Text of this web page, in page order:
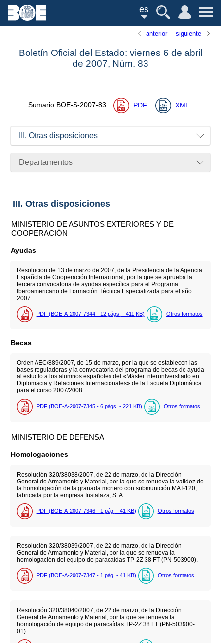
es
anterior siguiente
Boletín Oficial del Estado: viernes 6 de abril
de 2007, Núm. 83
Sumario BOE-S-2007-83: PDF XML
III. Otras disposiciones
Departamentos
III. Otras disposiciones
MINISTERIO DE ASUNTOS EXTERIORES Y DE
COOPERACIÓN
Ayudas
Resolución de 13 de marzo de 2007, de la Presidencia de la Agencia
Española de Cooperación Internacional, por la que se aprueba la
tercera convocatoria de ayudas específica para el Programa
Iberoamericano de Formación Técnica Especializada para el año
2007.
PDF (BOE-A-2007-7344 - 12 págs. - 411 KB) Otros formatos
Becas
Orden AEC/889/2007, de 15 de marzo, por la que se establecen las
bases reguladoras y la convocatoria del programa de becas de ayuda
al estudio a los alumnos españoles del «Máster Interuniversitario en
Diplomacia y Relaciones Internacionales» de la Escuela Diplomática
para el curso 2007/2008.
PDF (BOE-A-2007-7345 - 6 págs. - 221 KB) Otros formatos
MINISTERIO DE DEFENSA
Homologaciones
Resolución 320/38038/2007, de 22 de marzo, de la Dirección
General de Armamento y Material, por la que se renueva la validez de
la homologación de la granada mortero con submunición MAT-120,
fabricada por la empresa Instalaza, S. A.
PDF (BOE-A-2007-7346 - 1 pág. - 41 KB) Otros formatos
Resolución 320/38039/2007, de 22 de marzo, de la Dirección
General de Armamento y Material, por la que se renueva la
homologación del equipo de paracaídas TP-2Z 38 FT (PN-503900).
PDF (BOE-A-2007-7347 - 1 pág. - 41 KB) Otros formatos
Resolución 320/38040/2007, de 22 de marzo, de la Dirección
General de Armamento y Material, por la que se renueva la
homologación de equipo de paracaídas TP-2Z 38 FT (PN-503900-
01).